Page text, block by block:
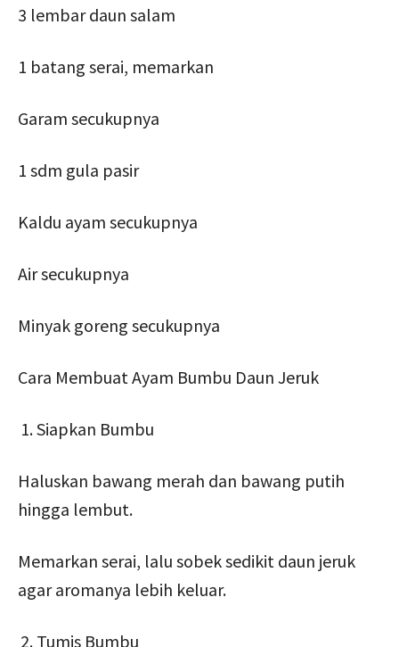
3 lembar daun salam
1 batang serai, memarkan
Garam secukupnya
1 sdm gula pasir
Kaldu ayam secukupnya
Air secukupnya
Minyak goreng secukupnya
Cara Membuat Ayam Bumbu Daun Jeruk
Siapkan Bumbu
Haluskan bawang merah dan bawang putih
hingga lembut.
Memarkan serai, lalu sobek sedikit daun jeruk
agar aromanya lebih keluar.
Tumis Bumbu